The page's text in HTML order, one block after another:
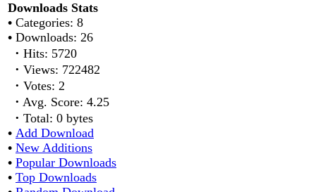
Downloads Stats
• Categories: 8
• Downloads: 26
· Hits: 5720
· Views: 722482
· Votes: 2
· Avg. Score: 4.25
· Total: 0 bytes
• Add Download
• New Additions
• Popular Downloads
• Top Downloads